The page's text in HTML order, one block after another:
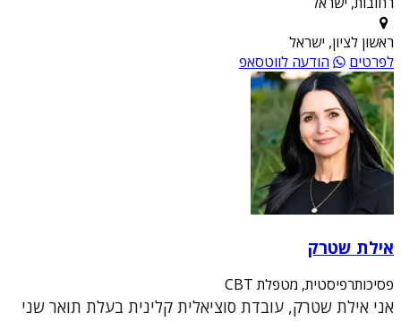
ראשון לציון, ישראל
לפרטים
הודעה לווטסאפ
אילת שטרק
פסיכותרפיסטית, מטפלת CBT
אני אילת שטרק, עובדת סוציאלית קלינית בעלת תואר שני